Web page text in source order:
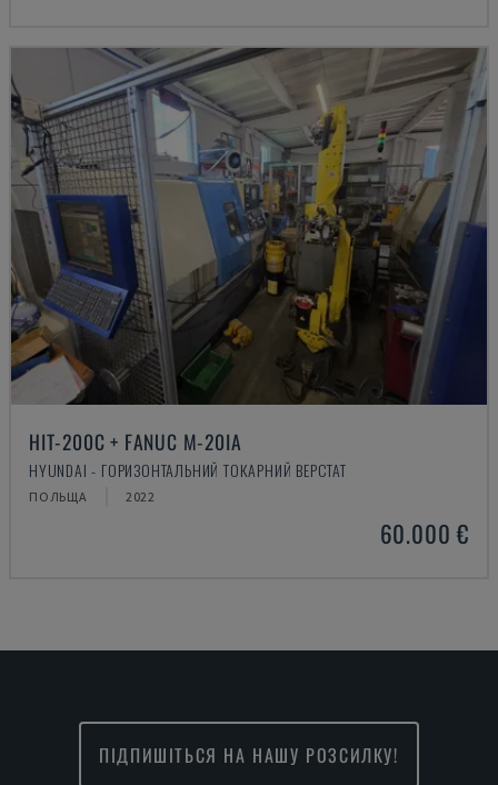
HIT-200C + FANUC M-20IA
HYUNDAI - ГОРИЗОНТАЛЬНИЙ ТОКАРНИЙ ВЕРСТАТ
ПОЛЬЩА 2022
60.000 €
ПІДПИШІТЬСЯ НА НАШУ РОЗСИЛКУ!